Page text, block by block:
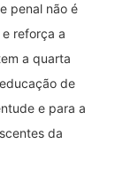
penal não é
reforça a
a quarta
de
e para a
da